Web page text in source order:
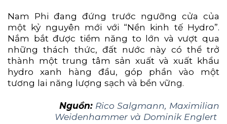
Nam Phi đang đứng trước ngưỡng cửa của
một kỷ nguyên mới với “Nền kinh tế Hydro”.
Nắm bắt được tiềm năng to lớn và vượt qua
những thách thức, đất nước này có thể trở
thành một trung tâm sản xuất và xuất khẩu
hydro xanh hàng đầu, góp phần vào một
tương lai năng lượng sạch và bền vững.
Nguồn: Rico Salgmann, Maximilian
Weidenhammer và Dominik Englert